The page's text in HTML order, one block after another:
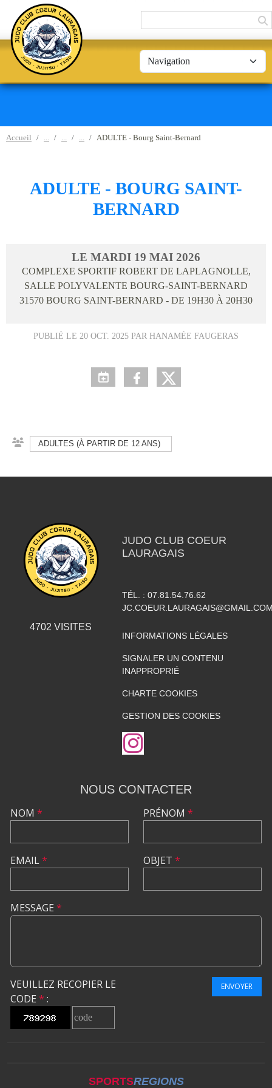
Accueil ADULTE - Bourg Saint-Bernard
ADULTE - BOURG SAINT-
BERNARD
LE MARDI 19 MAI 2026
COMPLEXE SPORTIF ROBERT DE LAPLAGNOLLE,
SALLE POLYVALENTE BOURG-SAINT-BERNARD
31570 BOURG SAINT-BERNARD - DE 19H30 À 20H30
PUBLIÉ LE 20 OCT. 2025 PAR HANAMÉE FAUGERAS
ADULTES (À PARTIR DE 12 ANS)
4702 VISITES
JUDO CLUB COEUR
LAURAGAIS
TÉL. : 07.81.54.76.62
INFORMATIONS LÉGALES
SIGNALER UN CONTENU
INAPPROPRIÉ
CHARTE COOKIES
GESTION DES COOKIES
NOUS CONTACTER
NOM *
EMAIL*
PRÉNOM *
OBJET *
MESSAGE *
VEUILLEZ RECOPIER LE
CODE * :
ENVOYER
SPORTSREGIONS
Panneau de gestion des cookies